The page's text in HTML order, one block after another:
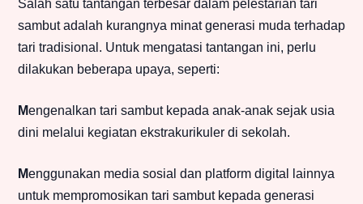
Salah satu tantangan terbesar dalam pelestarian tari
sambut adalah kurangnya minat generasi muda terhadap
tari tradisional. Untuk mengatasi tantangan ini, perlu
dilakukan beberapa upaya, seperti:
Mengenalkan tari sambut kepada anak-anak sejak usia
dini melalui kegiatan ekstrakurikuler di sekolah.
Menggunakan media sosial dan platform digital lainnya
untuk mempromosikan tari sambut kepada generasi